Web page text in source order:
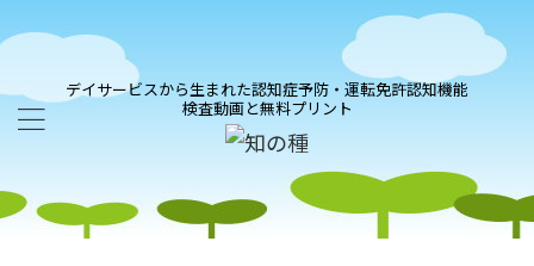
デイサービスから生まれた認知症予防・運転免許認知機能
検査動画と無料プリント